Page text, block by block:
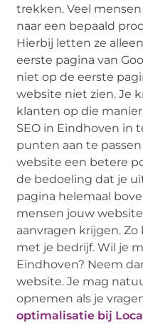
trekken. Veel
naar een bepaald
Hierbij letten ze
eerste pagina van
niet op de eerste
website niet zien. Je
klanten op die
SEO in Eindhoven in
punten aan te
website een betere
de bedoeling dat je
pagina helemaal
mensen jouw
aanvragen krijgen.
met je bedrijf. Wil je
Eindhoven? Neem
website. Je mag
opnemen als je
optimalisatie bij